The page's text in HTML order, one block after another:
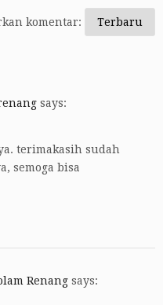
komentar:
says:
terimakasih sudah
semoga bisa
Renang says: